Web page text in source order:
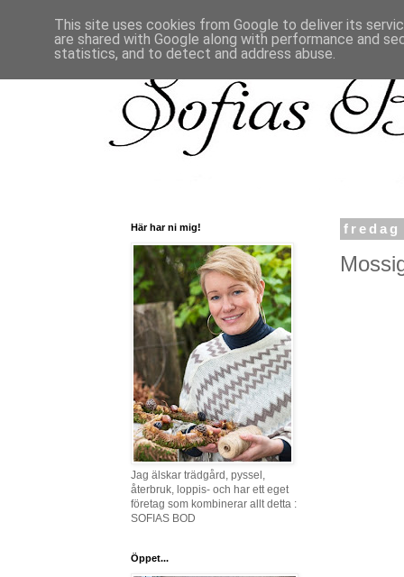
fredag
Här har ni mig!
Jag älskar trädgård, pyssel,
återbruk, loppis- och har ett eget
företag som kombinerar allt detta :
SOFIAS BOD
Öppet...
This site uses cookies from Google to deliver its
are shared with Google along with performance and
statistics, and to detect and address abuse.